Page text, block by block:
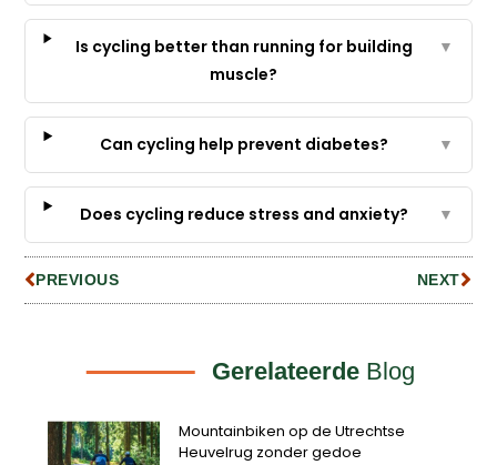
Is cycling better than running for building
muscle?
▼
Can cycling help prevent diabetes? ▼
Does cycling reduce stress and anxiety? ▼
PREVIOUS NEXT
Gerelateerde Blog
Mountainbiken op de Utrechtse
Heuvelrug zonder gedoe